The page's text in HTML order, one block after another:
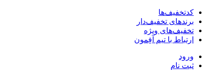
کدتخفیف‌ها
برندهای تخفیف‌دار
تخفیف‌های ویژه
ارتباط با تیم آفِمون
ورود
ثبت نام